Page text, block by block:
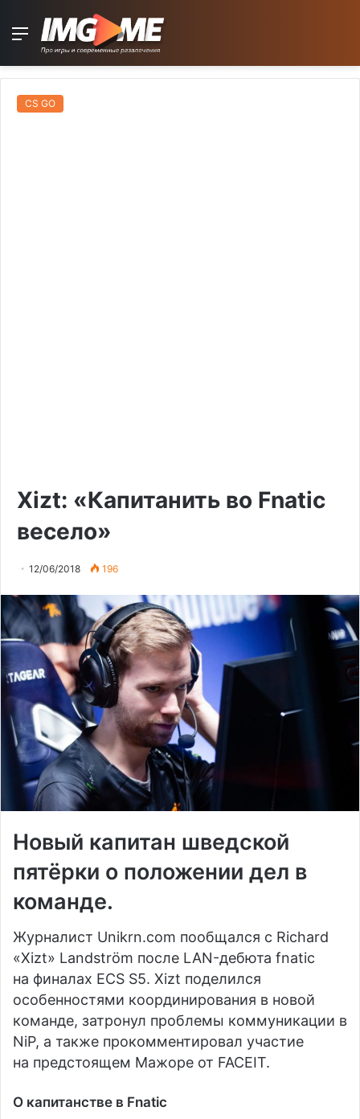
Menu
CS GO
Xizt: «Капитанить во Fnatic
весело»
12/06/2018 196
Новый капитан шведской
пятёрки о положении дел в
команде.
Журналист Unikrn.com пообщался с Richard
«Xizt» Landström после LAN-дебюта fnatic
на финалах ECS S5. Xizt поделился
особенностями координирования в новой
команде, затронул проблемы коммуникации в
NiP, а также прокомментировал участие
на предстоящем Мажоре от FACEIT.
О капитанстве в Fnatic